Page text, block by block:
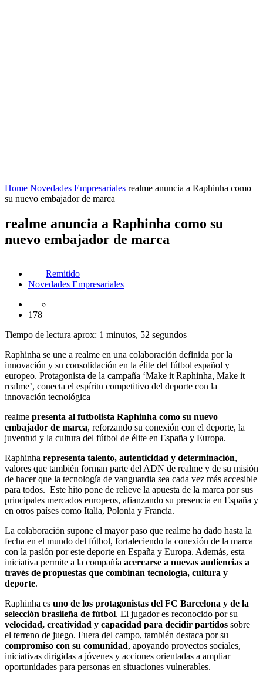
Home Novedades Empresariales realme anuncia a Raphinha como
su nuevo embajador de marca
realme anuncia a Raphinha como su
nuevo embajador de marca
Remitido
Novedades Empresariales
178
Tiempo de lectura aprox: 1 minutos, 52 segundos
Raphinha se une a realme en una colaboración definida por la
innovación y su consolidación en la élite del fútbol español y
europeo. Protagonista de la campaña ‘Make it Raphinha, Make it
realme’, conecta el espíritu competitivo del deporte con la
innovación tecnológica
realme presenta al futbolista Raphinha como su nuevo
embajador de marca, reforzando su conexión con el deporte, la
juventud y la cultura del fútbol de élite en España y Europa.
Raphinha representa talento, autenticidad y determinación,
valores que también forman parte del ADN de realme y de su misión
de hacer que la tecnología de vanguardia sea cada vez más accesible
para todos. Este hito pone de relieve la apuesta de la marca por sus
principales mercados europeos, afianzando su presencia en España y
en otros países como Italia, Polonia y Francia.
La colaboración supone el mayor paso que realme ha dado hasta la
fecha en el mundo del fútbol, fortaleciendo la conexión de la marca
con la pasión por este deporte en España y Europa. Además, esta
iniciativa permite a la compañía acercarse a nuevas audiencias a
través de propuestas que combinan tecnología, cultura y
deporte.
Raphinha es uno de los protagonistas del FC Barcelona y de la
selección brasileña de fútbol. El jugador es reconocido por su
velocidad, creatividad y capacidad para decidir partidos sobre
el terreno de juego. Fuera del campo, también destaca por su
compromiso con su comunidad, apoyando proyectos sociales,
iniciativas dirigidas a jóvenes y acciones orientadas a ampliar
oportunidades para personas en situaciones vulnerables.